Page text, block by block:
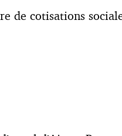
de cotisations